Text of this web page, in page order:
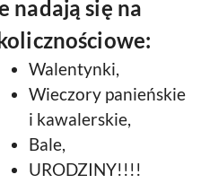
nadają się na
Walentynki,
Wieczory panieńskie
i kawalerskie,
Bale,
URODZINY!!!!